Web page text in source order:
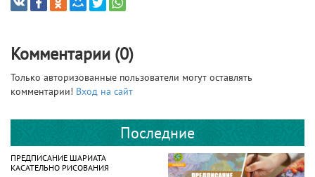
Комментарии (0)
Только авторизованные пользователи могут оставлять
комментарии! Вход на сайт
Последние
ПРЕДПИСАНИЕ ШАРИАТА
КАСАТЕЛЬНО РИСОВАНИЯ